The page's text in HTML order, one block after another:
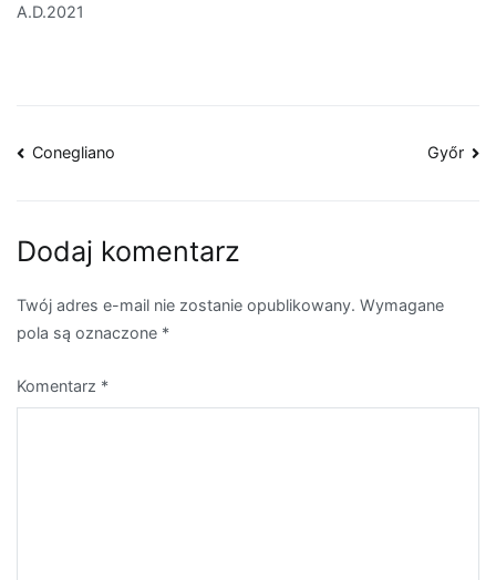
A.D.2021
Nawigacja
Conegliano Győr
Dodaj komentarz
Twój adres e-mail nie zostanie opublikowany. Wymagane
pola są oznaczone *
Komentarz *